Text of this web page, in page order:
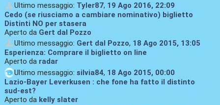
Ultimo messaggio: Tyler87, 19 Ago 2016, 22:09
Cedo (se riusciamo a cambiare nominativo) biglietto
Distinti NO per stasera
Aperto da Gert dal Pozzo
Ultimo messaggio: Gert dal Pozzo, 18 Ago 2015, 13:05
Esperienza: Comprare il biglietto on line
Aperto da radar
Ultimo messaggio: silvia84, 18 Ago 2015, 00:00
Lazio-Bayer Leverkusen : che fone ha fatto il distinto
sud-est?
Aperto da kelly slater